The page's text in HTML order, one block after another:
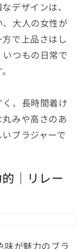
デザインは、
大人の女性が
で上品さはし
つもの日常で
、長時間着け
みや高さのあ
ブラジャーで
｜リレー
味が魅力のブラ